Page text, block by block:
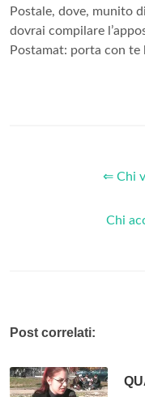
Postale, dove, munito
dovrai compilare
Postamat: porta con te
⇐ Chi
Chi
Post correlati: